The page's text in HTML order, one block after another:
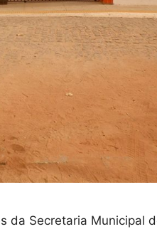
da Secretaria Municipal